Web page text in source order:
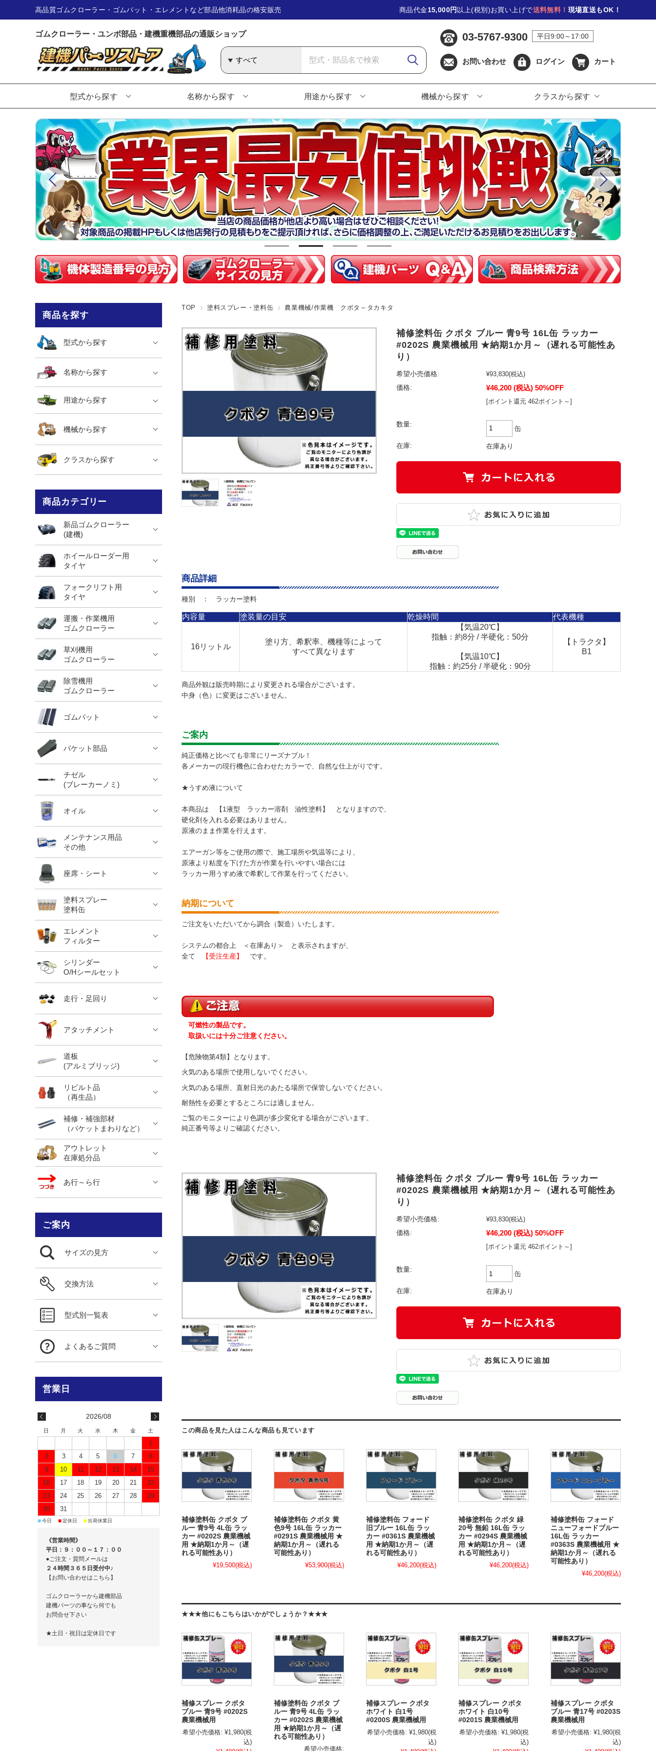
高品質ゴムクローラー・ゴムパット・エレメントなど部品他消耗品の格安販売 商品代金15,000円 以上(税別)お買い上げで送料無料！ 現場直送もOK！
ゴムクローラー・ユンボ部品・建機重機部品の通販ショップ 03-5767-9300 平日9:00～17:00
お問い合わせ ログイン カート
型式から探す 名称から探す 用途から探す 機械から探す クラスから探す
TOP 塗料スプレー・塗料缶 農業機械/作業機 クボタ～タカキタ
補修塗料缶 クボタ ブルー 青9号 16L缶 ラッカー
#0202S 農業機械用 ★納期1か月～（遅れる可能性あ
り）
希望小売価格: ¥93,830(税込)
価格:
¥46,200 (税込) 50%OFF
[ポイント還元 462ポイント～]
数量:
缶
在庫: 在庫あり
商品詳細
種別 ： ラッカー塗料
内容量 塗装量の目安 乾燥時間 代表機種
16リットル
塗り方、希釈率、機種等によって
すべて異なります
【気温20℃】
指触：約8分 / 半硬化：50分
【気温10℃】
指触：約25分 / 半硬化：90分
【トラクタ】
B1
商品外観は販売時期により変更される場合がございます。
中身（色）に変更はございません。
ご案内
純正価格と比べても非常にリーズナブル！
各メーカーの現行機色に合わせたカラーで、自然な仕上がりです。
★うすめ液について
本商品は 【1液型 ラッカー溶剤 油性塗料】 となりますので、
硬化剤を入れる必要はありません。
原液のまま作業を行えます。
エアーガン等をご使用の際で、施工場所や気温等により、
原液より粘度を下げた方が作業を行いやすい場合には
ラッカー用うすめ液で希釈して作業を行ってください。
納期について
ご注文をいただいてから調合（製造）いたします。
システムの都合上 ＜在庫あり＞ と表示されますが、
全て
【受注生産】 です。
可燃性の製品です。
取扱いには十分ご注意ください。
【危険物第4類】となります。
火気のある場所で使用しないでください。
火気のある場所、直射日光のあたる場所で保管しないでください。
耐熱性を必要とするところには適しません。
ご覧のモニターにより色調が多少変化する場合がございます。
純正番号等よりご確認ください。
補修塗料缶 クボタ ブルー 青9号 16L缶 ラッカー
#0202S 農業機械用 ★納期1か月～（遅れる可能性あ
り）
希望小売価格: ¥93,830(税込)
価格:
¥46,200 (税込) 50%OFF
[ポイント還元 462ポイント～]
数量:
缶
在庫: 在庫あり
この商品を見た人はこんな商品も見ています
補修塗料缶 クボタ ブ
ルー 青9号 4L缶 ラッ
カー #0202S 農業機械
用 ★納期1か月～（遅
れる可能性あり）
¥19,500(税込)
補修塗料缶 クボタ 黄
色9号 16L缶 ラッカー
#0291S 農業機械用 ★
納期1か月～（遅れる
可能性あり）
¥53,900(税込)
補修塗料缶 フォード
旧ブルー 16L缶 ラッ
カー #0361S 農業機械
用 ★納期1か月～（遅
れる可能性あり）
¥46,200(税込)
補修塗料缶 クボタ 緑
20号 無鉛 16L缶 ラッ
カー #0294S 農業機械
用 ★納期1か月～（遅
れる可能性あり）
¥46,200(税込)
補修塗料缶 フォード
ニューフォードブルー
16L缶 ラッカー
#0363S 農業機械用 ★
納期1か月～（遅れる
可能性あり）
¥46,200(税込)
★★★他にもこちらはいかがでしょうか？★★★
補修スプレー クボタ
ブルー 青9号 #0202S
農業機械用
希望小売価格: ¥1,980(税
込)
補修塗料缶 クボタ ブ
ルー 青9号 4L缶 ラッ
カー #0202S 農業機械
用 ★納期1か月～（遅
れる可能性あり）
希望小売価格:
補修スプレー クボタ
ホワイト 白1号
#0200S 農業機械用
希望小売価格: ¥1,980(税
込)
補修スプレー クボタ
ホワイト 白10号
#0201S 農業機械用
希望小売価格: ¥1,980(税
込)
補修スプレー クボタ
ブルー 青17号 #0203S
農業機械用
希望小売価格: ¥1,980(税
込)
商品を探す
型式から探す
名称から探す
用途から探す
機械から探す
クラスから探す
商品カテゴリー
新品ゴムクローラー
(建機)
ホイールローダー用
タイヤ
フォークリフト用
タイヤ
運搬・作業機用
ゴムクローラー
草刈機用
ゴムクローラー
除雪機用
ゴムクローラー
ゴムパット
バケット部品
チゼル
(ブレーカーノミ)
オイル
メンテナンス用品
その他
座席・シート
塗料スプレー
塗料缶
エレメント
フィルター
シリンダー
O/Hシールセット
走行・足回り
アタッチメント
道板
(アルミブリッジ)
リビルト品
（再生品）
補修・補強部材
（バケットまわりなど）
アウトレット
在庫処分品
あ行～ら行
ご案内
サイズの見方
交換方法
型式別一覧表
よくあるご質問
2026/08
日 月 火 水 木 金 土
1
2
3 4 5 6 7
8
9
10 11 12 13 14
15
16
17 18 19 20 21
22
23
24 25 26 27 28
29
30
31
■今日 ■定休日 ■出荷休業日
《営業時間》
平日：９：００～１７：００
●ご注文・質問メールは
２４時間３６５日受付中♪
【お問い合わせはこちら】
ゴムクローラーから建機部品
建機パーツの事なら何でも
お問合せ下さい
★土日・祝日は定休日です